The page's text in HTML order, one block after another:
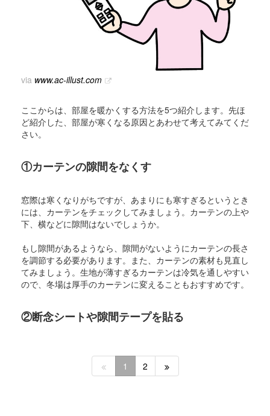
via www.ac-illust.com
ここからは、部屋を暖かくする方法を5つ紹介します。先ほ
ど紹介した、部屋が寒くなる原因とあわせて考えてみてくだ
さい。
①カーテンの隙間をなくす
窓際は寒くなりがちですが、あまりにも寒すぎるというとき
には、カーテンをチェックしてみましょう。カーテンの上や
下、横などに隙間はないでしょうか。
もし隙間があるようなら、隙間がないようにカーテンの長さ
を調節する必要があります。また、カーテンの素材も見直し
てみましょう。生地が薄すぎるカーテンは冷気を通しやすい
ので、冬場は厚手のカーテンに変えることもおすすめです。
②断念シートや隙間テープを貼る
1 2